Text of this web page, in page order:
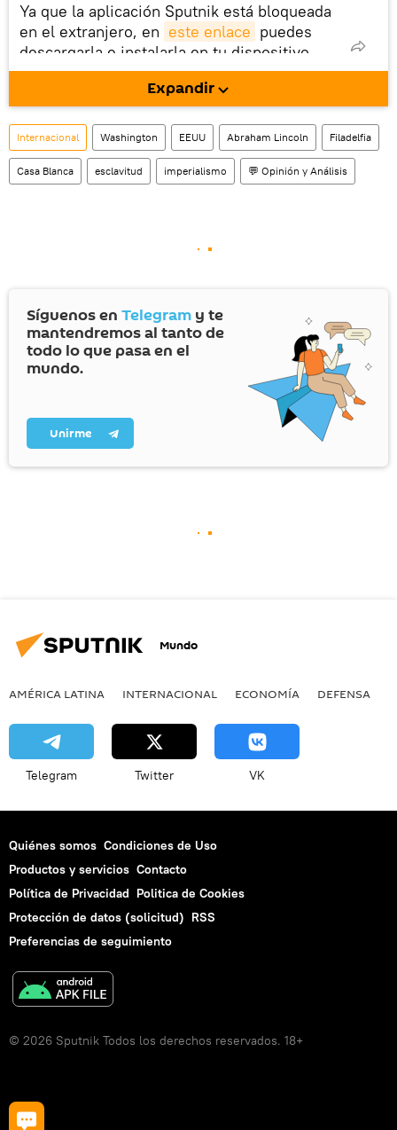
Ya que la aplicación Sputnik está bloqueada
en el extranjero, en este enlace puedes
descargarla e instalarla en tu dispositivo
móvil (¡solo para Android!).
Expandir
Internacional Washington EEUU Abraham Lincoln Filadelfia
Casa Blanca esclavitud imperialismo 💬 Opinión y Análisis
Síguenos en Telegram y te
mantendremos al tanto de
todo lo que pasa en el
mundo.
Unirme
Mundo
AMÉRICA LATINA INTERNACIONAL ECONOMÍA DEFENSA
Telegram Twitter VK
Quiénes somos Condiciones de Uso
Productos y servicios Contacto
Política de Privacidad Politica de Cookies
Protección de datos (solicitud) RSS
Preferencias de seguimiento
© 2026 Sputnik Todos los derechos reservados. 18+